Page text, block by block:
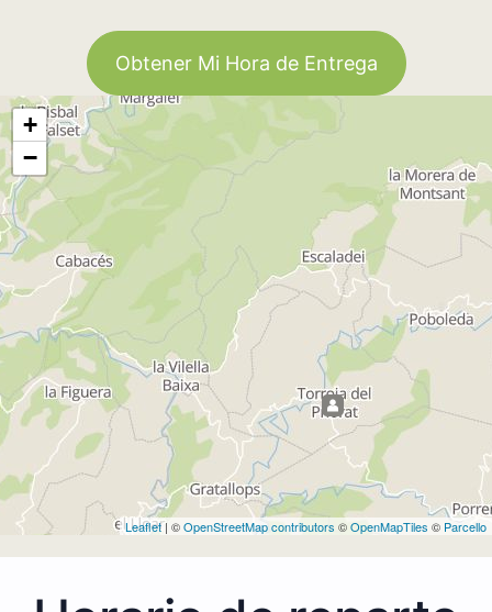
Obtener Mi Hora de Entrega
+
−
Leaflet| ©OpenStreetMap contributors ©OpenMapTiles © Parcello